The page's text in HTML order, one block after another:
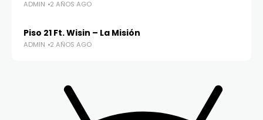
ADMIN 2 AÑOS AGO
Piso 21 Ft. Wisin – La Misión
ADMIN 2 AÑOS AGO